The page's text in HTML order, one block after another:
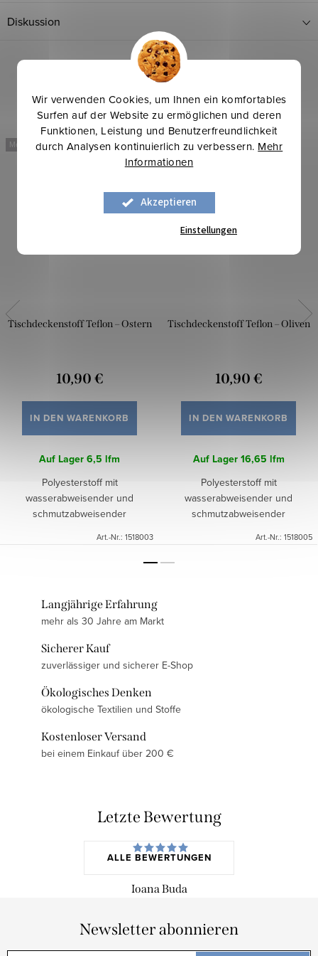
Wir verwenden Cookies, um Ihnen ein komfortables
Surfen auf der Website zu ermöglichen und deren
Funktionen, Leistung und Benutzerfreundlichkeit
durch Analysen kontinuierlich zu verbessern. Mehr
Informationen
Akzeptieren
Einstellungen
Diskussion
Verwandte Produkte
Mehr für weniger
Tischdeckenstoff Teflon – Ostern
10,90 €
IN DEN WARENKORB
Auf Lager6,5 lfm
Polyesterstoff mit
wasserabweisender und
schmutzabweisender
Art.-Nr.: 1518003
Mehr für weniger
Tischdeckenstoff Teflon – Oliven
10,90 €
IN DEN WARENKORB
Auf Lager16,65 lfm
Polyesterstoff mit
wasserabweisender und
schmutzabweisender
Art.-Nr.: 1518005
Langjährige Erfahrung
mehr als 30 Jahre am Markt
Sicherer Kauf
zuverlässiger und sicherer E-Shop
Ökologisches Denken
ökologische Textilien und Stoffe
Kostenloser Versand
bei einem Einkauf über 200 €
Letzte Bewertung
ALLE BEWERTUNGEN
Ioana Buda
Newsletter abonnieren